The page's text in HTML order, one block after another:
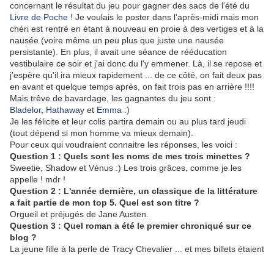
concernant le résultat du jeu pour gagner des sacs de l'été du
Livre de Poche ! Je voulais le poster dans l'après-midi mais mon
chéri est rentré en étant à nouveau en proie à des vertiges et à la
nausée (voire même un peu plus que juste une nausée
persistante). En plus, il avait une séance de rééducation
vestibulaire ce soir et j'ai donc du l'y emmener. Là, il se repose et
j'espère qu'il ira mieux rapidement ... de ce côté, on fait deux pas
en avant et quelque temps après, on fait trois pas en arrière !!!!
Mais trêve de bavardage, les gagnantes du jeu sont :
Bladelor, Hathaway et Emma :)
Je les félicite et leur colis partira demain ou au plus tard jeudi
(tout dépend si mon homme va mieux demain).
Pour ceux qui voudraient connaitre les réponses, les voici :
Question 1 : Quels sont les noms de mes trois minettes ?
Sweetie, Shadow et Vénus :) Les trois grâces, comme je les
appelle ! mdr !
Question 2 : L'année dernière, un classique de la littérature
a fait partie de mon top 5. Quel est son titre ?
Orgueil et préjugés de Jane Austen.
Question 3 : Quel roman a été le premier chroniqué sur ce
blog ?
La jeune fille à la perle de Tracy Chevalier ... et mes billets étaient